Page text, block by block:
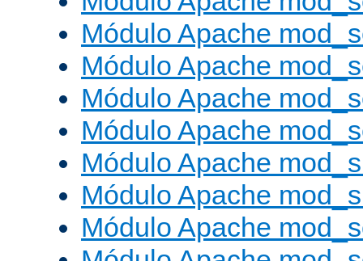
Módulo Apache
Módulo Apache
Módulo Apache
Módulo Apache
Módulo Apache
Módulo Apache
Módulo Apache